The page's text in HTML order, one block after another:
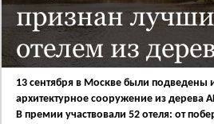
признан
отелем из
13 сентября в Москве были
архитектурное сооружение из дерева
В премии участвовали 52 отеля: от